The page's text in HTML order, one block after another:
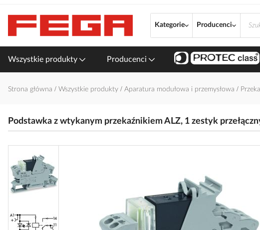
treści
Kategorie Producenci
Wszystkie produkty Producenci
Strona główna Wszystkie produkty Aparatura modułowa i przemysłowa
Podstawka z wtykanym przekaźnikiem ALZ, 1 zestyk
koniec
galerii